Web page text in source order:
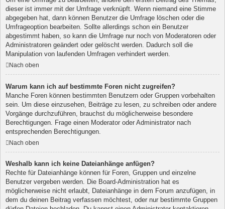
dieser ist immer mit der Umfrage verknüpft. Wenn niemand eine Stimme
abgegeben hat, dann können Benutzer die Umfrage löschen oder die
Umfrageoption bearbeiten. Sollte allerdings schon ein Benutzer
abgestimmt haben, so kann die Umfrage nur noch von Moderatoren oder
Administratoren geändert oder gelöscht werden. Dadurch soll die
Manipulation von laufenden Umfragen verhindert werden.
Nach oben
Warum kann ich auf bestimmte Foren nicht zugreifen?
Manche Foren können bestimmten Benutzern oder Gruppen vorbehalten
sein. Um diese einzusehen, Beiträge zu lesen, zu schreiben oder andere
Vorgänge durchzuführen, brauchst du möglicherweise besondere
Berechtigungen. Frage einen Moderator oder Administrator nach
entsprechenden Berechtigungen.
Nach oben
Weshalb kann ich keine Dateianhänge anfügen?
Rechte für Dateianhänge können für Foren, Gruppen und einzelne
Benutzer vergeben werden. Die Board-Administration hat es
möglicherweise nicht erlaubt, Dateianhänge in dem Forum anzufügen, in
dem du deinen Beitrag verfassen möchtest, oder nur bestimmte Gruppen